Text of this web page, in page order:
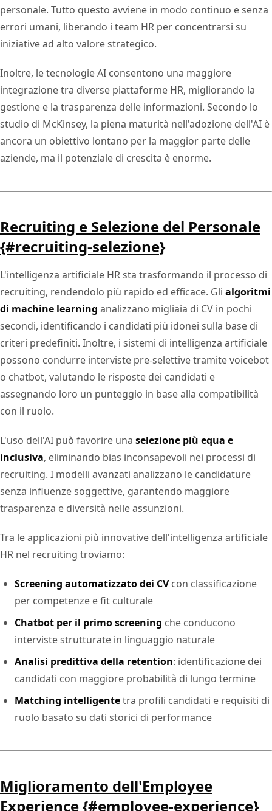
personale. Tutto questo avviene in modo continuo e senza
errori umani, liberando i team HR per concentrarsi su
iniziative ad alto valore strategico.
Inoltre, le tecnologie AI consentono una maggiore
integrazione tra diverse piattaforme HR, migliorando la
gestione e la trasparenza delle informazioni. Secondo lo
studio di McKinsey, la piena maturità nell'adozione dell'AI è
ancora un obiettivo lontano per la maggior parte delle
aziende, ma il potenziale di crescita è enorme.
Recruiting e Selezione del Personale
{#recruiting-selezione}
L'intelligenza artificiale HR sta trasformando il processo di
recruiting, rendendolo più rapido ed efficace. Gli algoritmi
di machine learning analizzano migliaia di CV in pochi
secondi, identificando i candidati più idonei sulla base di
criteri predefiniti. Inoltre, i sistemi di intelligenza artificiale
possono condurre interviste pre-selettive tramite voicebot
o chatbot, valutando le risposte dei candidati e
assegnando loro un punteggio in base alla compatibilità
con il ruolo.
L'uso dell'AI può favorire una selezione più equa e
inclusiva, eliminando bias inconsapevoli nei processi di
recruiting. I modelli avanzati analizzano le candidature
senza influenze soggettive, garantendo maggiore
trasparenza e diversità nelle assunzioni.
Tra le applicazioni più innovative dell'intelligenza artificiale
HR nel recruiting troviamo:
Screening automatizzato dei CVcon classificazione
per competenze e fit culturale
Chatbot per il primo screening che conducono
interviste strutturate in linguaggio naturale
Analisi predittiva della retention: identificazione dei
candidati con maggiore probabilità di lungo termine
Matching intelligentetra profili candidati e requisiti di
ruolo basato su dati storici di performance
Miglioramento dell'Employee
Experience {#employee-experience}